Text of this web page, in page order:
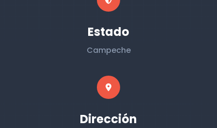
Estado
Campeche
Dirección